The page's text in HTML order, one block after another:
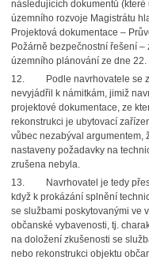
následujících dokumentů
územního rozvoje Magistrátu
Projektová dokumentace –
Požárně bezpečnostní řešení
územního plánování ze dne 22.
12. Podle navrhovatele se
nevyjádřil k námitkám, jimiž
projektové dokumentace, ze
rekonstrukci je ubytovací
vůbec nezabýval argumentem,
nastaveny požadavky na
zrušena nebyla.
13. Navrhovatel je tedy
když k prokázání splnění
se službami poskytovanými ve
občanské vybavenosti, tj.
na doložení zkušenosti se
nebo rekonstrukci objektu